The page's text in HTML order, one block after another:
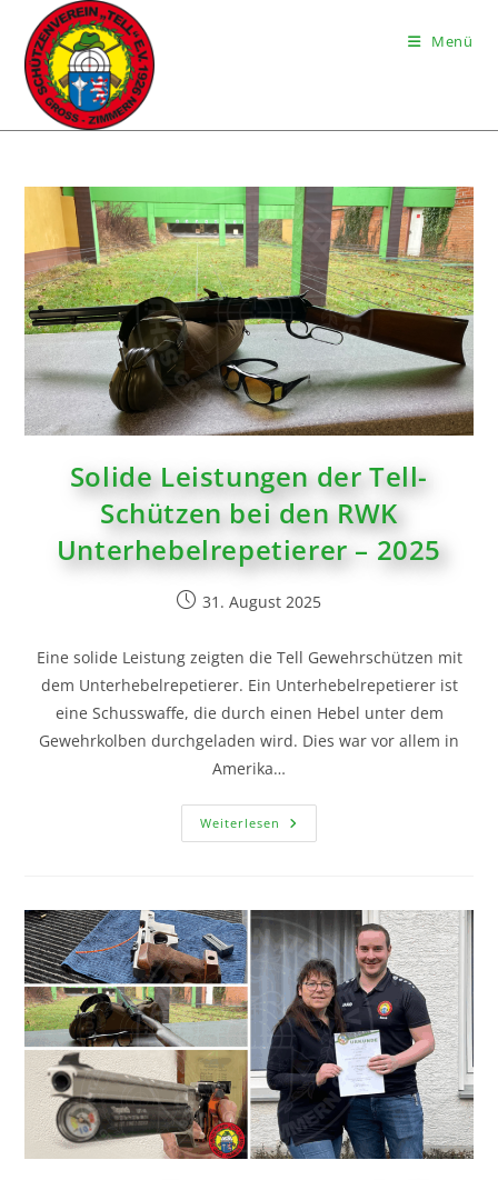
Menü
Solide Leistungen der Tell-
Schützen bei den RWK
Unterhebelrepetierer – 2025
31. August 2025
Eine solide Leistung zeigten die Tell Gewehrschützen mit
dem Unterhebelrepetierer. Ein Unterhebelrepetierer ist
eine Schusswaffe, die durch einen Hebel unter dem
Gewehrkolben durchgeladen wird. Dies war vor allem in
Amerika…
Weiterlesen